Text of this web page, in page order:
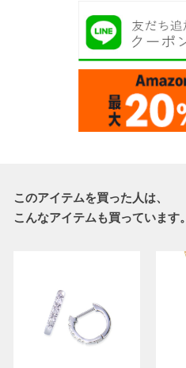
このアイテムを買った人は、
こんなアイテムも買っています。